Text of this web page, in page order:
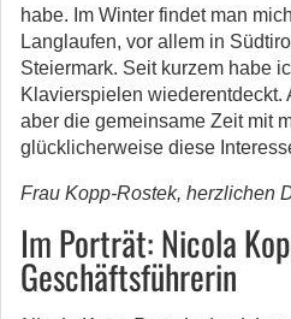
habe. Im Winter findet man
Langlaufen, vor allem in
Steiermark. Seit kurzem habe
Klavierspielen wiederentdeckt.
aber die gemeinsame Zeit mit
glücklicherweise diese
Frau Kopp-Rostek, herzlichen
Im Porträt: Nicola
Geschäftsführerin